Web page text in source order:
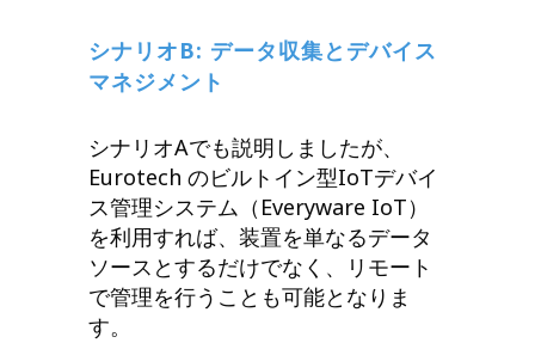
シナリオB: データ収集とデバイス
マネジメント
シナリオAでも説明しましたが、
Eurotech のビルトイン型IoTデバイ
ス管理システム（Everyware IoT）
を利用すれば、装置を単なるデータ
ソースとするだけでなく、リモート
で管理を行うことも可能となりま
す。